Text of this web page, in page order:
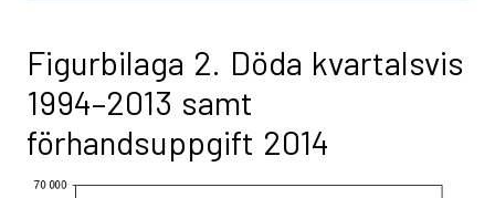
Figurbilaga 2. Döda kvartalsvis
1994–2013 samt
förhandsuppgift 2014